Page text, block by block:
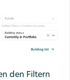
den Filtern